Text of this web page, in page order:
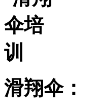
滑翔伞：